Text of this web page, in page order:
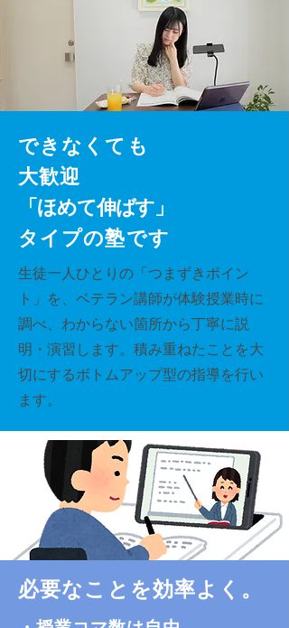
できなくても
大歓迎
「ほめて伸ばす」
タイプの塾です
生徒一人ひとりの「つまずきポイン
ト」を、ベテラン講師が体験授業時に
調べ、わからない箇所から丁寧に説
明・演習します。積み重ねたことを大
切にするボトムアップ型の指導を行い
ます。
必要なことを効率よく。